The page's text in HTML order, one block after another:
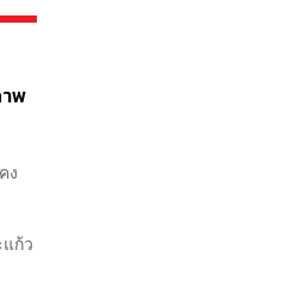
พ
ง
ก้ว